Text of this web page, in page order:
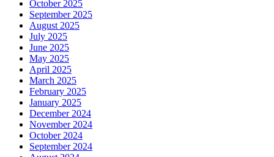
October 2025
September 2025
August 2025
July 2025
June 2025
May 2025
April 2025
March 2025
February 2025
January 2025
December 2024
November 2024
October 2024
September 2024